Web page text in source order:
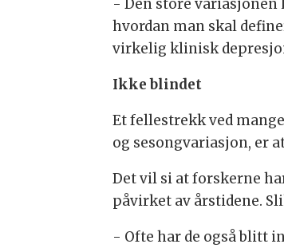
- Den store
hvordan man skal
virkelig klinisk
Ikke blindet
Et fellestrekk ved
og sesongvariasjon, er
Det vil si at forskerne
påvirket av årstidene.
- Ofte har de også blitt